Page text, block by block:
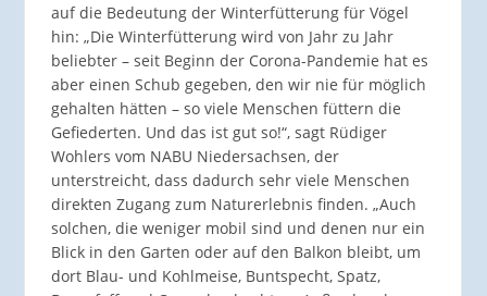
auf die Bedeutung der Winterfütterung für Vögel
hin: „Die Winterfütterung wird von Jahr zu Jahr
beliebter – seit Beginn der Corona-Pandemie hat es
aber einen Schub gegeben, den wir nie für möglich
gehalten hätten – so viele Menschen füttern die
Gefiederten. Und das ist gut so!“, sagt Rüdiger
Wohlers vom NABU Niedersachsen, der
unterstreicht, dass dadurch sehr viele Menschen
direkten Zugang zum Naturerlebnis finden. „Auch
solchen, die weniger mobil sind und denen nur ein
Blick in den Garten oder auf den Balkon bleibt, um
dort Blau- und Kohlmeise, Buntspecht, Spatz,